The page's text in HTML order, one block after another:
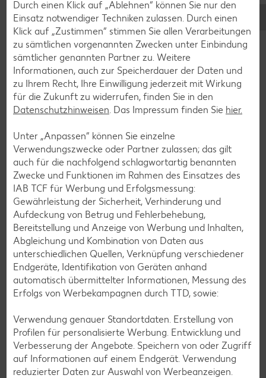
Flammkuchen-Rezepte
Frühstücksrezepte
Salat-Rezepte
Spargel-Rezepte
Fleisch-Rezepte
Fisch-Rezepte
Geflügel-Rezepte
Lamm-Rezepte
Grill-Rezepte
Muffin-Rezepte
Apfelkuchen-Rezepte
Schokokuchen-Rezepte
Torten-Rezepte
Eis-Rezepte
Pfannkuchen-Rezepte
Plätzchen-Rezepte
Durch einen Klick auf „Ablehnen“ können Sie nur den
Einsatz notwendiger Techniken zulassen. Durch einen
Klick auf „Zustimmen“ stimmen Sie allen Verarbeitungen
zu sämtlichen vorgenannten Zwecken unter Einbindung
sämtlicher genannten Partner zu. Weitere
Informationen, auch zur Speicherdauer der Daten und
zu Ihrem Recht, Ihre Einwilligung jederzeit mit Wirkung
für die Zukunft zu widerrufen, finden Sie in den
Datenschutzhinweisen . Das Impressum finden Sie hier.
Unter „Anpassen“ können Sie einzelne
Verwendungszwecke oder Partner zulassen; das gilt
auch für die nachfolgend schlagwortartig benannten
Zwecke und Funktionen im Rahmen des Einsatzes des
IAB TCF für Werbung und Erfolgsmessung:
Gewährleistung der Sicherheit, Verhinderung und
Aufdeckung von Betrug und Fehlerbehebung,
Bereitstellung und Anzeige von Werbung und Inhalten,
Abgleichung und Kombination von Daten aus
unterschiedlichen Quellen, Verknüpfung verschiedener
Endgeräte, Identifikation von Geräten anhand
automatisch übermittelter Informationen, Messung des
Erfolgs von Werbekampagnen durch TTD, sowie:
Verwendung genauer Standortdaten. Erstellung von
Profilen für personalisierte Werbung. Entwicklung und
Verbesserung der Angebote. Speichern von oder Zugriff
auf Informationen auf einem Endgerät. Verwendung
reduzierter Daten zur Auswahl von Werbeanzeigen.